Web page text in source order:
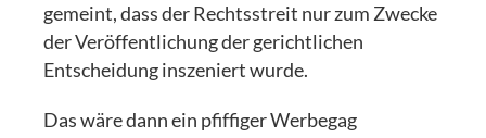
gemeint, dass der Rechtsstreit nur zum Zwecke
der Veröffentlichung der gerichtlichen
Entscheidung inszeniert wurde.
Das wäre dann ein pfiffiger Werbegag